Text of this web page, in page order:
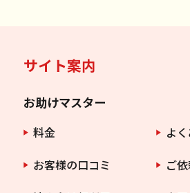
サイト案内
お助けマスター
料金
よ
お客様の口コミ
ご